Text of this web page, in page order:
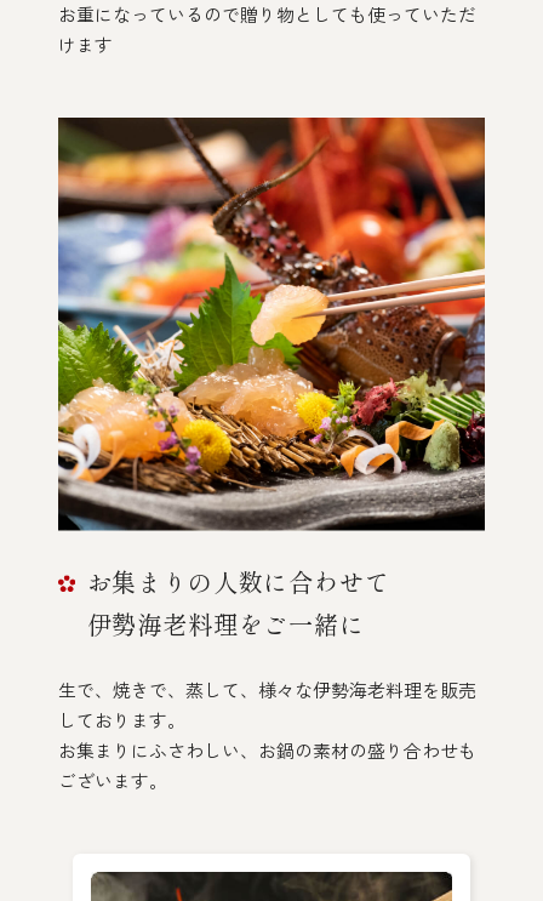
お重になっているので贈り物としても使っていただ
けます
お集まりの人数に合わせて
伊勢海老料理をご一緒に
生で、焼きで、蒸して、様々な伊勢海老料理を販売
しております。
お集まりにふさわしい、お鍋の素材の盛り合わせも
ございます。